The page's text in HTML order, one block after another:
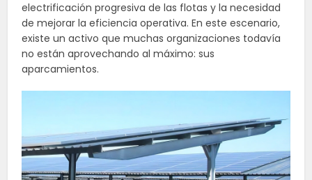
electrificación progresiva de las flotas y la necesidad
de mejorar la eficiencia operativa. En este escenario,
existe un activo que muchas organizaciones todavía
no están aprovechando al máximo: sus
aparcamientos.